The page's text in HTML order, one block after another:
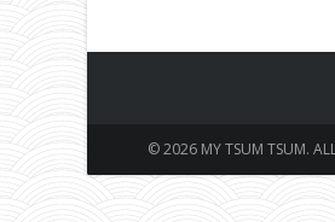
© 2026 MY TSUM TSUM. ALL